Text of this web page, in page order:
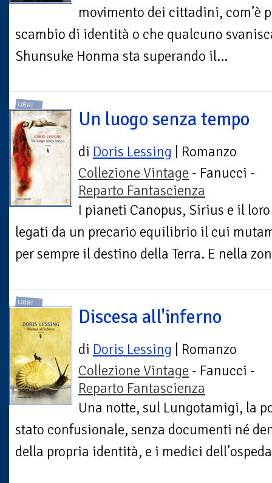
movimento dei cittadini, com’è
scambio di identità o che qualcuno
Shunsuke Honma sta superando il...
LIBRI
Un luogo senza tempo
di Doris Lessing | Romanzo
Collezione Vintage - Fanucci -
Reparto Fantascienza
I pianeti Canopus, Sirius e il
legati da un precario equilibrio il cui
per sempre il destino della Terra. E nella
LIBRI
Discesa all'inferno
di Doris Lessing | Romanzo
Collezione Vintage - Fanucci -
Reparto Fantascienza
Una notte, sul Lungotamigi, la
stato confusionale, senza documenti né
della propria identità, e i medici